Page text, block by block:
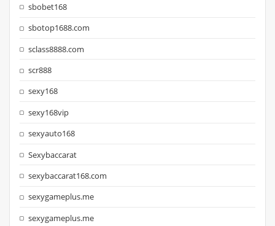
sbobet168
sbotop1688.com
sclass8888.com
scr888
sexy168
sexy168vip
sexyauto168
Sexybaccarat
sexybaccarat168.com
sexygameplus.me
sexygameplus.me